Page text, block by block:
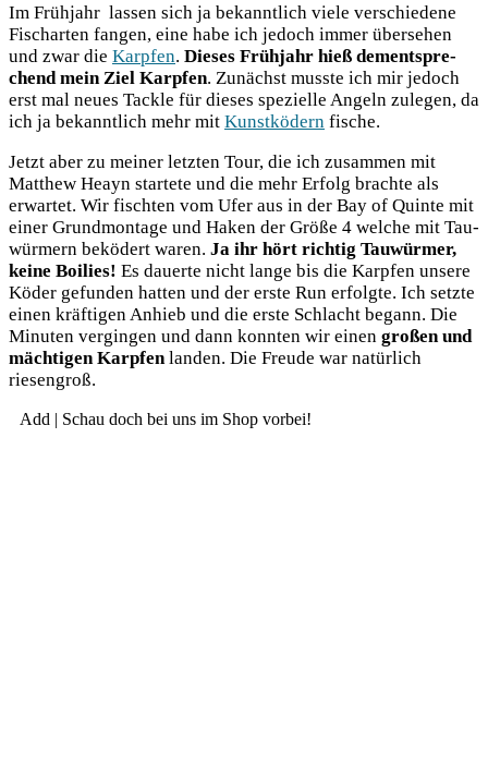
Im Früh­jahr las­sen sich ja bekannt­lich vie­le ver­schie­de­ne
Fisch­ar­ten fan­gen, eine habe ich jedoch immer über­se­hen
und zwar die Karp­fen. Die­ses Früh­jahr hieß dem­entspre­
chend mein Ziel Karp­fen. Zunächst muss­te ich mir jedoch
erst mal neu­es Tack­le für die­ses spe­zi­el­le Angeln zule­gen, da
ich ja bekannt­lich mehr mit Kunst­kö­dern fische.
Jetzt aber zu mei­ner letz­ten Tour, die ich zusam­men mit
Matthew Heayn star­te­te und die mehr Erfolg brach­te als
erwar­tet. Wir fisch­ten vom Ufer aus in der Bay of Quin­te mit
einer Grund­mon­ta­ge und Haken der Grö­ße 4 wel­che mit Tau­
wür­mern bekö­dert waren. Ja ihr hört rich­tig Tau­wür­mer,
kei­ne Boi­lies! Es dau­er­te nicht lan­ge bis die Karp­fen unse­re
Köder gefun­den hat­ten und der ers­te Run erfolg­te. Ich setz­te
einen kräf­ti­gen Anhieb und die ers­te Schlacht begann. Die
Minu­ten ver­gin­gen und dann konn­ten wir einen gro­ßen und
mäch­ti­gen Karp­fen lan­den. Die Freu­de war natür­lich
riesengroß.
Add | Schau doch bei uns im Shop vorbei!